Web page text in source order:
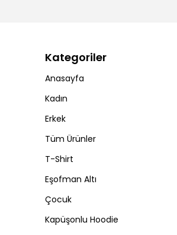
Kategoriler
Anasayfa
Kadın
Erkek
Tüm Ürünler
T-Shirt
Eşofman Altı
Çocuk
Kapüşonlu Hoodie